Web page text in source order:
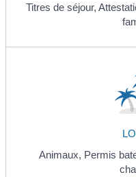
Titres de séjour,
Animaux, Permis